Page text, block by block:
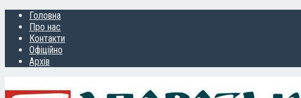
Головна
Про нас
Контакти
Офіційно
Архів